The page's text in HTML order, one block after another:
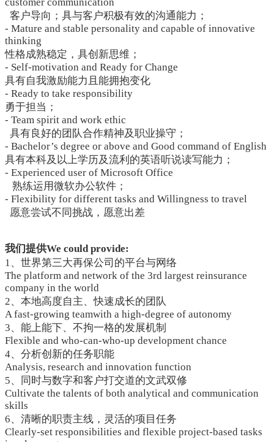
customer communication
客户导向；具与客户积极有效的沟通能力；
- Mature and stable personality and capable of innovative
thinking
性格成熟稳定，具创新思维；
- Self-motivation and Ready for Change
具有自我激励能力且能拥抱变化
- Ready to take responsibility
勇于担当；
- Team spirit and work ethic
具有良好的团队合作精神及职业操守；
- Bachelor’s degree or above and Good command of English
具有本科及以上学历及流利的英语听说读写能力；
- Experienced user of Microsoft Office
熟练运用微软办公软件；
- Flexibility for different tasks and Willingness to travel
愿意尝试不同挑战，愿意出差
我们提供We could provide:
1、世界第三大再保公司的平台与网络
The platform and network of the 3rd largest reinsurance
company in the world
2、本地高度自主、快速成长的团队
A fast-growing teamwith a high-degree of autonomy
3、能上能下、不拘一格的发展机制
Flexible and who-can-who-up development chance
4、分析创新的任务职能
Analysis, research and innovation function
5、同时与数字和客户打交道的文武双修
Cultivate the talents of both analytical and communication
skills
6、清晰的职责主线，灵活的项目任务
Clearly-set responsibilities and flexible project-based tasks